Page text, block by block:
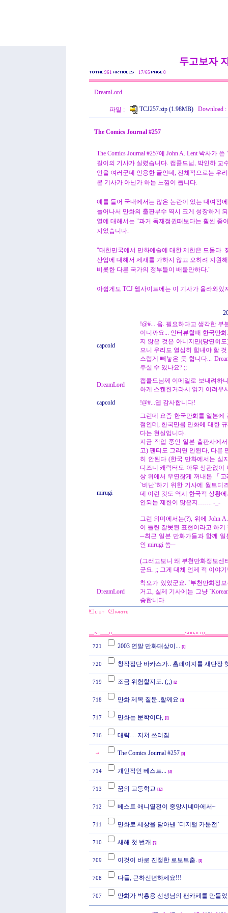
두고보자
961 17/65 0
DreamLord
파일 : TCJ257.zip (1.98MB)Download :
The Comics Journal #257
The Comics Journal #257에 John A. Lent 박사가
길이의 기사가 실렸습니다. 캡콜드님, 박인하 교
언을 여러군데 인용한 글인데, 전체적으로는 우
본 기사가 아닌가 하는 느낌이 듭니다.
예를 들어 국내에서는 많은 논란이 있는 대여점
늘어나서 만화의 출판부수 역시 크게 성장하게
열에 대해서는 "과거 독재정권때보다는 훨씬 좋
지었습니다.
"대한민국에서 만화예술에 대한 제한은 드물다.
산업에 대해서 제재를 가하지 않고 오히려 지원
비롯한 다른 국가의 정부들이 배울만하다."
아쉽게도 TCJ 웹사이트에는 이 기사가 올라와있
capcold
!@#... 음. 필요하다고 생각한
이니까요... 인터뷰할때 한국만
지 않은 것은 아니지만(당연히
으니 우리도 열심히 힘내야 할
스럽게 빼놓은 듯 합니다...
주실 수 있나요? ;;
DreamLord
캡콜드님께 이메일로 보내려하
하게 스캔한거라서 읽기 어려우
capcold
!@#...옙 감사합니다!
mirugi
그런데 요즘 한국만화를 일본
점인데, 한국만큼 만화에 대한
다는 현실입니다.
지금 작업 중인 일본 출판사에
고) 팬티도 그리면 안된다, 다른
히 안된다 (한국 만화에서는 심
디즈니 캐릭터도 아무 상관없이
상 위에서 우연찮게 꺼내본 「
`비난`하기 위한 기사에 월트디
데 이런 것도 역시 한국적 상황
안되는 제한이 많은지……. -_-
그런 의미에서는(?), 위에 John
이 틀린 잘못된 표현이라고 하기
─최근 일본 만화가들과 함께
인 mirugi 씀─
(그러고보니 왜 부천만화정보센
군요. ;; 그게 대체 언제 적 이야
DreamLord
착오가 있었군요. `부천만화정
거고, 실제 기사에는 그냥
송합니다.
721 2003 연말 만화대상이... [1]
720 창작집단 바카스가.. 홈페이지를 새단장
719 조금 위험할지도. (;;) [2]
718 만화 제목 질문..할께요 [3]
717 만화는 문학이다, [1]
716 대략.... 지쳐 쓰러짐
The Comics Journal #257 [5]
714 개인적인 베스트... [3]
713 꿈의 고등학교 [12]
712 베스트 애니열전이 중앙시네마에서~
711 만화로 세상을 담아낸 `디지털 카툰전`
710 새해 첫 번개 [3]
709 이것이 바로 진정한 로보트춤. [1]
708 다들, 근하신년하세요!!!
707 만화가 박흥용 선생님의 팬카페를 만들